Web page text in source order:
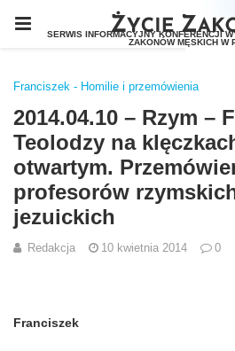
Franciszek - Homilie i przemówienia
2014.04.10 – Rzym –
Teolodzy na
otwartym.
profesorów
jezuickich
Redakcja 10 kwietnia 2014 0
Franciszek